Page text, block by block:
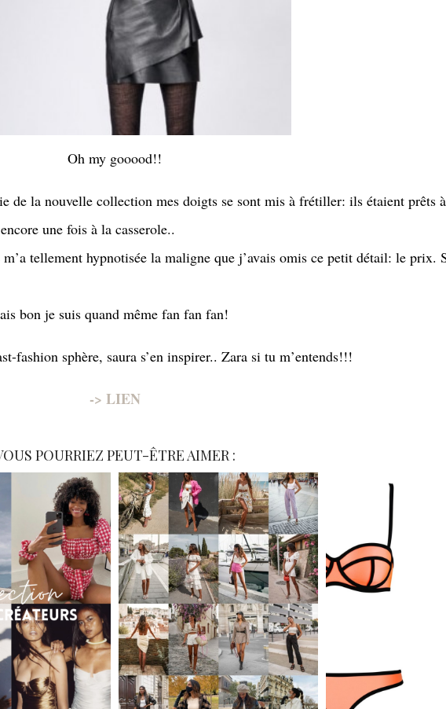
Oh my gooood!!
de la nouvelle collection mes doigts se sont mis à frétiller: ils étaient prêts
une fois à la casserole..
tellement hypnotisée la maligne que j’avais omis ce petit détail: le prix.
bon je suis quand même fan fan fan!
fashion sphère, saura s’en inspirer.. Zara si tu m’entends!!!
-> LIEN
POURRIEZ PEUT-ÊTRE AIMER :